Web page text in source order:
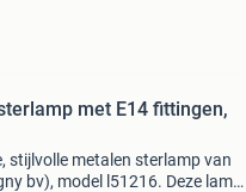
met E14 fittingen,
stijlvolle metalen sterlamp van
bv), model l51216. Deze lamp